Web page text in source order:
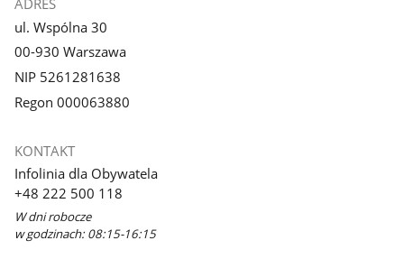
ADRES
ul. Wspólna 30
00-930 Warszawa
NIP 5261281638
Regon 000063880
KONTAKT
Infolinia dla Obywatela
+48 222 500 118
W dni robocze
w godzinach: 08:15-16:15